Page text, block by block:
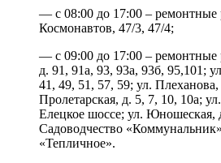
— с 08:00 до 17:00 – ремонтные
Космонавтов, 47/3, 47/4;
— с 09:00 до 17:00 –
д. 91, 91а, 93, 93а, 93б, 95,101;
41, 49, 51, 57, 59; ул.
Пролетарская, д. 5, 7, 10, 10а;
Елецкое шоссе; ул.
Садоводчество
«Тепличное».